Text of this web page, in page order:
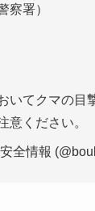
察署）
いてクマの目
意ください。
全情報